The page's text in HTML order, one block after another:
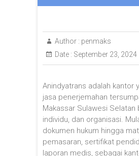
Author : penmaks
Date : September 23, 2024
Anindyatrans adalah kantor
jasa penerjemahan
Makassar Sulawesi Selatan
individu, dan organisasi.
dokumen hukum hingga
pemasaran, sertifikat
laporan medis, sebagai